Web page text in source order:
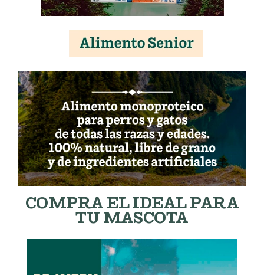
COMPRA EL IDEAL PARA
TU MASCOTA